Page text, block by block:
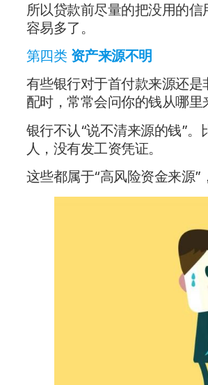
所以贷款前尽量的把没用的
容易多了。
第四类 资产来源不明
有些银行对于首付款来源还
配时，常常会问你的钱从哪里
银行不认“说不清来源的钱”
人，没有发工资凭证。
这些都属于“高风险资金来源”